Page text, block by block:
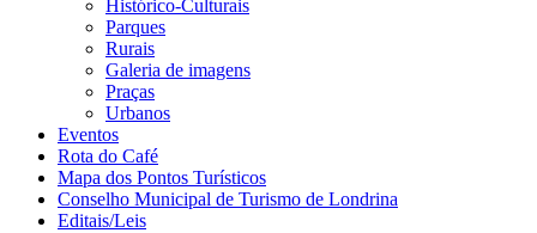
Histórico-Culturais
Parques
Rurais
Galeria de imagens
Praças
Urbanos
Eventos
Rota do Café
Mapa dos Pontos Turísticos
Conselho Municipal de Turismo de Londrina
Editais/Leis